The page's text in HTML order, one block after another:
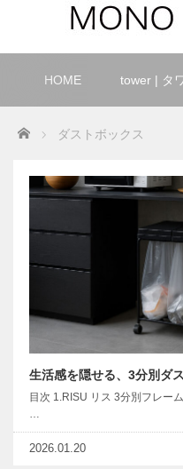
HOME tower | タ
Home ダストボックス
生活感を隠せる、3分別ダ
目次 1.RISU リス 3分別フレー
…
2026.01.20